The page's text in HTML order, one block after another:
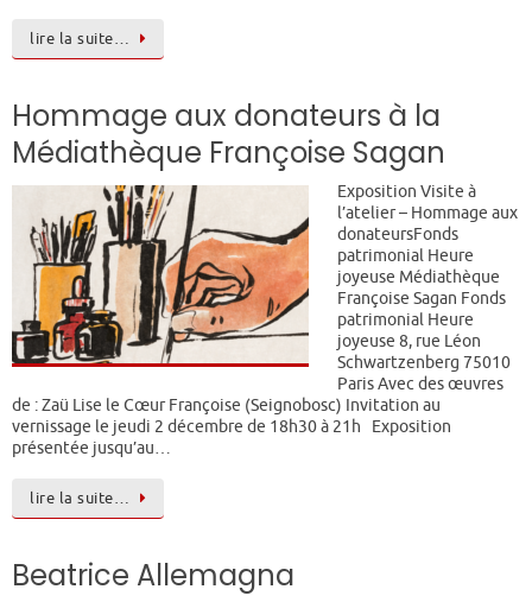
lire la suite…
Hommage aux donateurs à la
Médiathèque Françoise Sagan
Exposition Visite à
l’atelier – Hommage aux
donateursFonds
patrimonial Heure
joyeuse Médiathèque
Françoise Sagan Fonds
patrimonial Heure
joyeuse 8, rue Léon
Schwartzenberg 75010
Paris Avec des œuvres
de : Zaü Lise le Cœur Françoise (Seignobosc) Invitation au
vernissage le jeudi 2 décembre de 18h30 à 21h Exposition
présentée jusqu’au…
lire la suite…
Beatrice Allemagna